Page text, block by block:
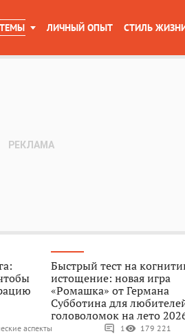
ТЕМЫ ЛИЧНЫЙ ОПЫТ СТИЛЬ
Быстрый тест на
истощение: новая игра
«Ромашка» от Германа
Субботина для
головоломок на лето
аспекты 1 179 221